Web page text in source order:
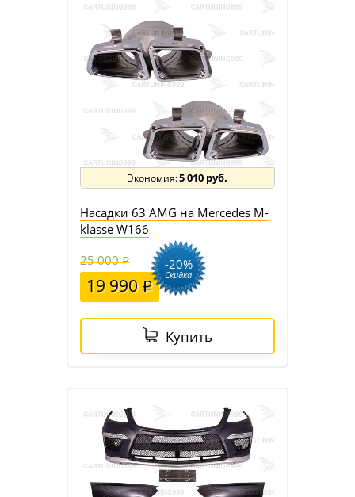
5 010 руб.
Насадки 63 AMG на Mercedes M-
klasse W166
25 000
19 990
-20%
Скидка
Купить